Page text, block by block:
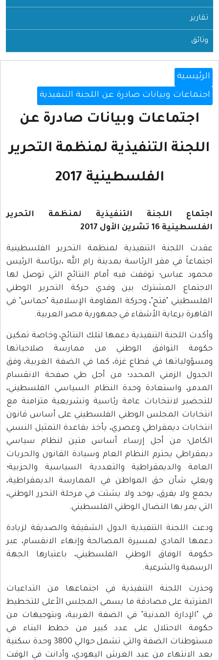
تقارير
وثائق
الرئيسية
اجتماعات وبيانات صادرة عن اللجنة التنفيذية
اجتماعات وبيانات صادرة عن
اللجنة التنفيذية لمنظمة التحرير
الفلسطينية 2017
اجتماع اللجنة التنفيذية لمنظمة التحرير
الفلسطينية 16 تشرين الأول 2017
عقدت اللجنة التنفيذية لمنظمة التحرير الفلسطينية
اجتماعاً في مقر الرئاسة بمدينة رام الله ،برئاسة الرئيس
محمود عباس؛ توقفت فيه أمام النتائج التي توصل لها
الاجتماع المشترك بين وفدي حركة التحرير الوطني
الفلسطيني "فتح"، وحركة المقاومة الإسلامية "حماس" في
القاهرة برعاية الأشقاء في جمهورية مصر العربية.
وأكدت اللجنة التنفيذية دعمها لتلك النتائج، وخاصة تمكين
حكومة التوافق الوطني من ممارسة صلاحياتها
ومسؤولياتها في قطاع غزة، كما في الضفة الغربية، وفق
الجدول الزمني المحدد؛ من أجل طي صفحة الانقسام
المدمر، واستعادة وحدة النظام السياسي الفلسطيني،
للتحضير لانتخابات عامة رئاسية وتشريعية متزامنة مع
انتخابات المجلس الوطني الفلسطيني على أساس قانون
انتخابات ديمقراطي وعصري، يأخذ بقاعدة التمثيل النسبي
الكامل؛ من أجل إرساء أساس متين لنظام سياسي
ديمقراطي يحترم النظام العام وسيادة القانون والحريات
العامة والديمقراطية والتعددية السياسية والحزبية؛
ويعلي شأن حق المواطن في الممارسة الديمقراطية،
يجمع ولا يفرق، يوحد ولا يشتت في مرحلة التحرر الوطني،
التي يمر بها النضال الوطني الفلسطيني.
ودعت اللجنة التنفيذية الدول الشقيقة والصديقة لزيادة
دعمها المادي لمسيرة المصالحة وإنهاء الانقسام، عبر
حكومة الوفاق الوطني الفلسطيني، باعتبارها الجهة
الرسمية والشرعية.
وحذرت اللجنة التنفيذية في اجتماعها من التداعيات
المترتبة على مصادقة ما يسمى المجلس الأعلى للتخطيط
في "الإدارة المدنية" في الضفة الغربية، وبتوجيهات من
حكومة الاحتلال على عدد كبير من خطط البناء في
مستوطنات الضفة والتي تشمل حوالي 3800 وحدة سكنية
بعد الانتهاء من عيد العرش اليهودي، وأدانت في الوقت